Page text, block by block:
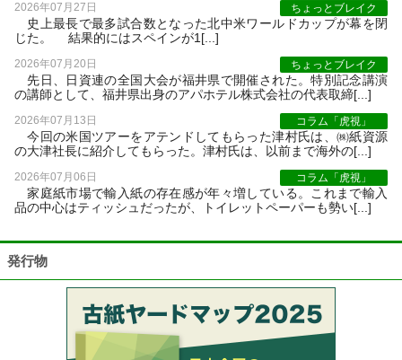
2026年07月27日 ちょっとブレイク
史上最長で最多試合数となった北中米ワールドカップが幕を閉
じた。 結果的にはスペインが1[...]
2026年07月20日 ちょっとブレイク
先日、日資連の全国大会が福井県で開催された。特別記念講演
の講師として、福井県出身のアパホテル株式会社の代表取締[...]
2026年07月13日 コラム「虎視」
今回の米国ツアーをアテンドしてもらった津村氏は、㈱紙資源
の大津社長に紹介してもらった。津村氏は、以前まで海外の[...]
2026年07月06日 コラム「虎視」
家庭紙市場で輸入紙の存在感が年々増している。これまで輸入
品の中心はティッシュだったが、トイレットペーパーも勢い[...]
発行物